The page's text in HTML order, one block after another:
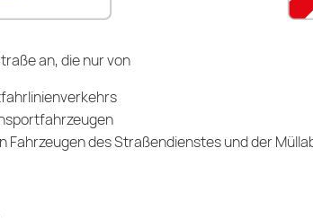
an, die nur von
Fahrzeugen des Straßendienstes und der